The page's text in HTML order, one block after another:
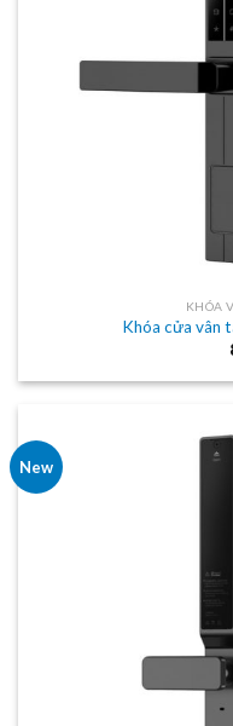
KHÓA
Khóa cửa vân
New